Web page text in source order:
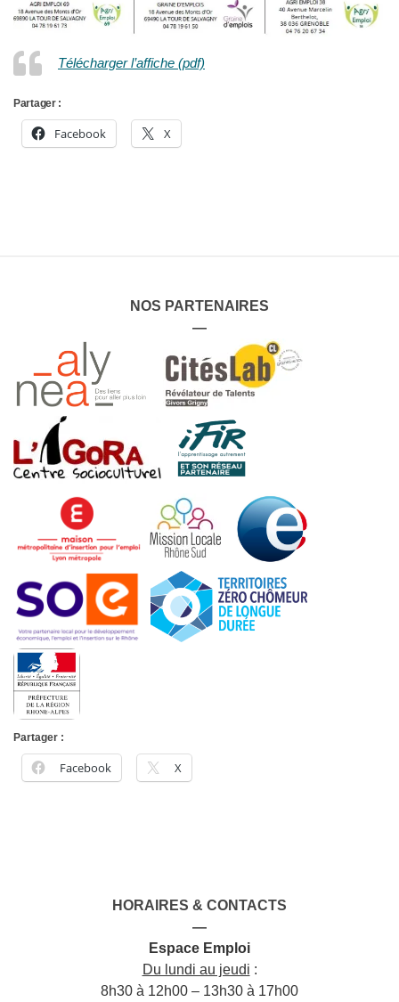
Télécharger l’affiche (pdf)
Partager :
Facebook X
NOS PARTENAIRES
—
Partager :
Facebook X
HORAIRES & CONTACTS
—
Espace Emploi
Du lundi au jeudi :
8h30 à 12h00 – 13h30 à 17h00